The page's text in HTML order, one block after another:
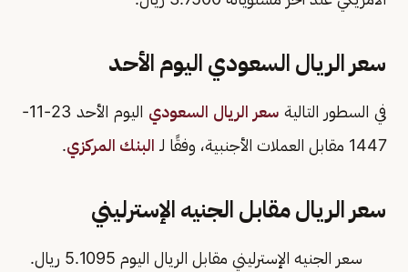
سعر الريال السعودي اليوم الأحد
في السطور التالية سعر الريال السعودي
اليوم الأحد 23-11-
1447 مقابل العملات الأجنبية، وفقًا لـ
البنك المركزي.
سعر الريال مقابل الجنيه الإسترليني
سعر الجنيه الإسترليني مقابل الريال اليوم 5.1095 ريال.